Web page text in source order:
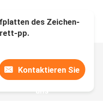
des Zeichen-
pp.
Kontaktieren Sie
uns